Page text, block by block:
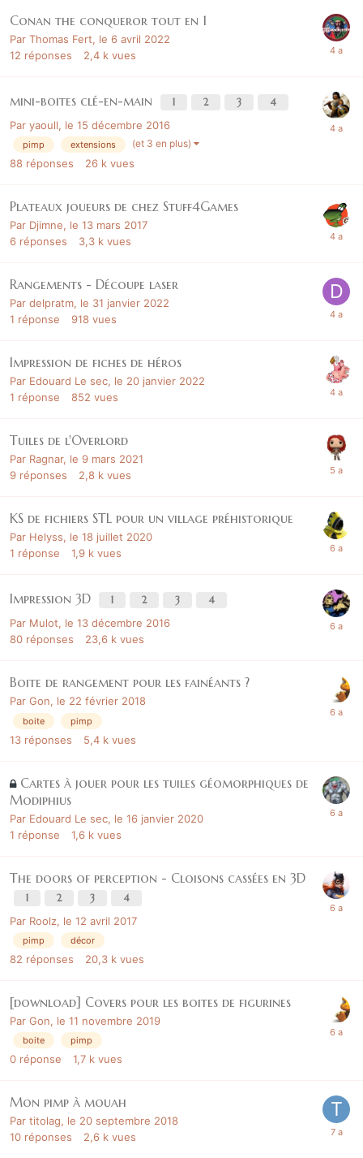
Conan the conqueror tout en 1
Par Thomas Fert, le 6 avril 2022
12 réponses 2,4 k vues
mini-boites clé-en-main 1 2 3 4
Par yaoull, le 15 décembre 2016
pimp extensions (et 3 en plus)
88 réponses 26 k vues
Plateaux joueurs de chez Stuff4Games
Par Djimne, le 13 mars 2017
6 réponses 3,3 k vues
Rangements - Découpe laser
Par delpratm, le 31 janvier 2022
1 réponse 918 vues
Impression de fiches de héros
Par Edouard Le sec, le 20 janvier 2022
1 réponse 852 vues
Tuiles de l'Overlord
Par Ragnar, le 9 mars 2021
9 réponses 2,8 k vues
KS de fichiers STL pour un village préhistorique
Par Helyss, le 18 juillet 2020
1 réponse 1,9 k vues
Impression 3D 1 2 3 4
Par Mulot, le 13 décembre 2016
80 réponses 23,6 k vues
Boite de rangement pour les fainéants ?
Par Gon, le 22 février 2018
boite pimp
13 réponses 5,4 k vues
Cartes à jouer pour les tuiles géomorphiques de
Modiphius
Par Edouard Le sec, le 16 janvier 2020
1 réponse 1,6 k vues
The doors of perception - Cloisons cassées en 3D
1 2 3 4
Par Roolz, le 12 avril 2017
pimp décor
82 réponses 20,3 k vues
[download] Covers pour les boites de figurines
Par Gon, le 11 novembre 2019
boite pimp
0 réponse 1,7 k vues
Mon pimp à mouah
Par titolag, le 20 septembre 2018
10 réponses 2,6 k vues